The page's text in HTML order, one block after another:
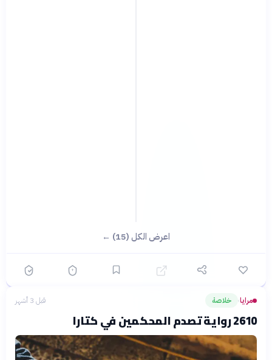
اعرض الكل (15) ←
مرايا› خلاصة قبل 3 أشهر
2610 رواية تصدم المحكمين في كتارا